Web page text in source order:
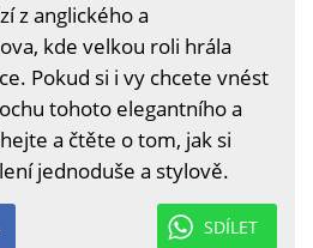
z anglického a
kde velkou roli hrála
Pokud si i vy chcete vnést
tohoto elegantního a
a čtěte o tom, jak si
jednoduše a stylově.
SDÍLET